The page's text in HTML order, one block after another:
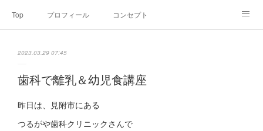
Top プロフィール コンセプト
SNS
2023.03.29 07:45
歯科で離乳＆幼児食講座
昨日は、見附市にある
つるがや歯科クリニックさんで